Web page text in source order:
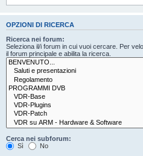
OPZIONI DI RICERCA
Ricerca nei forum:
Seleziona il/i forum in cui vuoi cercare. Per
il forum principale e abilita la ricerca.
Cerca nei subforum:
Sì
No